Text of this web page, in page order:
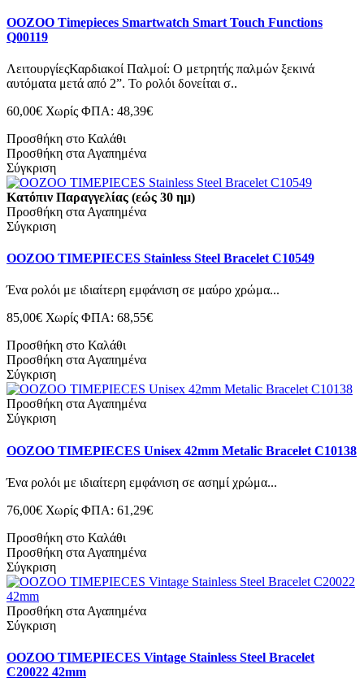
OOZOO Timepieces Smartwatch Smart Touch Functions
Q00119
ΛειτουργίεςΚαρδιακοί Παλμοί: Ο μετρητής παλμών ξεκινά
αυτόματα μετά από 2”. Το ρολόι δονείται σ..
60,00€ Χωρίς ΦΠΑ: 48,39€
Προσθήκη στο Καλάθι
Προσθήκη στα Αγαπημένα
Σύγκριση
Κατόπιν Παραγγελίας (εώς 30 ημ)
Προσθήκη στα Αγαπημένα
Σύγκριση
OOZOO TIMEPIECES Stainless Steel Bracelet C10549
Ένα ρολόι με ιδιαίτερη εμφάνιση σε μαύρο χρώμα...
85,00€ Χωρίς ΦΠΑ: 68,55€
Προσθήκη στο Καλάθι
Προσθήκη στα Αγαπημένα
Σύγκριση
Προσθήκη στα Αγαπημένα
Σύγκριση
OOZOO TIMEPIECES Unisex 42mm Metalic Bracelet C10138
Ένα ρολόι με ιδιαίτερη εμφάνιση σε ασημί χρώμα...
76,00€ Χωρίς ΦΠΑ: 61,29€
Προσθήκη στο Καλάθι
Προσθήκη στα Αγαπημένα
Σύγκριση
Προσθήκη στα Αγαπημένα
Σύγκριση
OOZOO TIMEPIECES Vintage Stainless Steel Bracelet
C20022 42mm